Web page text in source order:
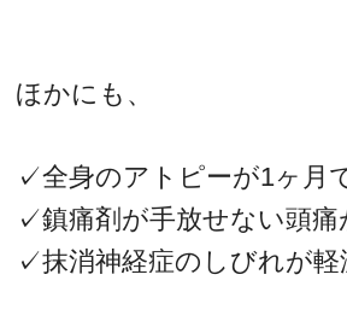
ほかにも、
✓全身のアトピーが1ヶ月
✓鎮痛剤が手放せない頭痛
✓抹消神経症のしびれが軽